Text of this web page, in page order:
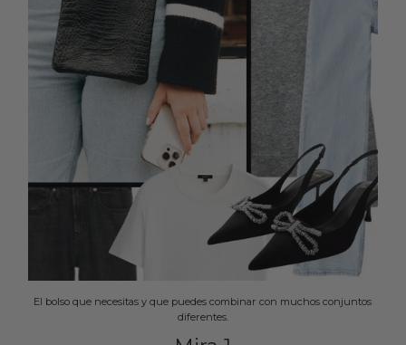
El bolso que necesitas y que puedes combinar con muchos conjuntos
diferentes.